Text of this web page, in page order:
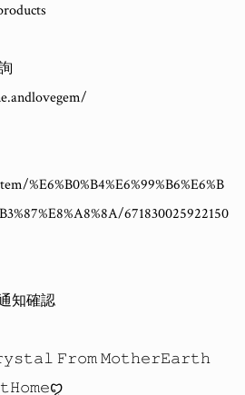
%E6%B0%B4%E6%99%B6%E6%B
671830025922150
知確認
𝙵𝚛𝚘𝚖 𝙼𝚘𝚝𝚑𝚎𝚛𝙴𝚊𝚛𝚝𝚑